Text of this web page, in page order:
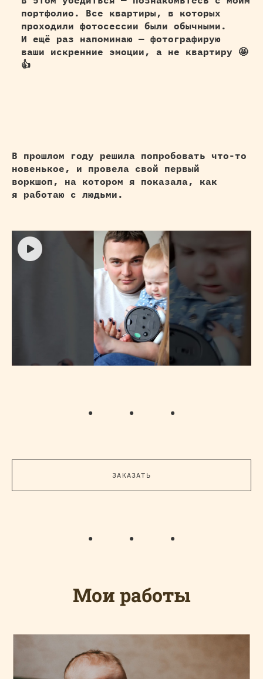
портфолио. Все квартиры, в которых
проходили фотосессии были обычными.
И ещё раз напоминаю — фотографирую
ваши искренние эмоции, а не квартиру 🤩
👍
В прошлом году решила попробовать что-то
новенькое, и провела свой первый
воркшоп, на котором я показала, как
я работаю с людьми.
ЗАКАЗАТЬ
Мои работы